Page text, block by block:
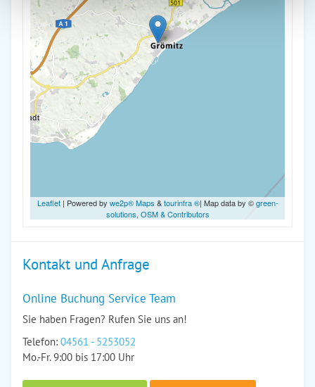
Leaflet| Powered by we2p® Maps &tourinfra ®| Map data by ©green-
solutions, OSM & Contributors
Kontakt und Anfrage
Online Buchung Service Team
Sie haben Fragen? Rufen Sie uns an!
Telefon: 04561 - 5253052
Mo.-Fr. 9:00 bis 17:00 Uhr